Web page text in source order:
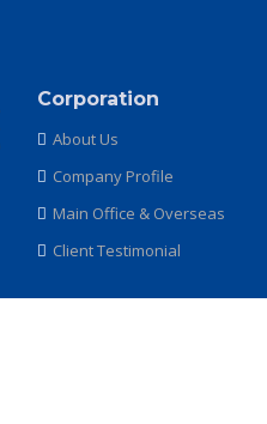
Corporation
About Us
Company Profile
Main Office & Overseas
Client Testimonial